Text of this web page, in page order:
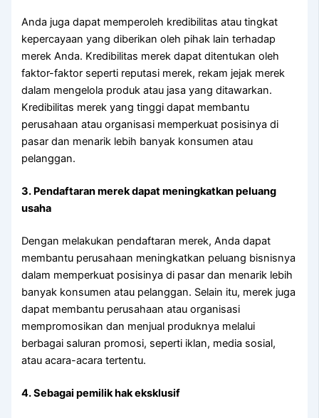
Anda juga dapat memperoleh kredibilitas atau tingkat
kepercayaan yang diberikan oleh pihak lain terhadap
merek Anda. Kredibilitas merek dapat ditentukan oleh
faktor-faktor seperti reputasi merek, rekam jejak merek
dalam mengelola produk atau jasa yang ditawarkan.
Kredibilitas merek yang tinggi dapat membantu
perusahaan atau organisasi memperkuat posisinya di
pasar dan menarik lebih banyak konsumen atau
pelanggan.
3. Pendaftaran merek dapat meningkatkan peluang
usaha
Dengan melakukan pendaftaran merek, Anda dapat
membantu perusahaan meningkatkan peluang bisnisnya
dalam memperkuat posisinya di pasar dan menarik lebih
banyak konsumen atau pelanggan. Selain itu, merek juga
dapat membantu perusahaan atau organisasi
mempromosikan dan menjual produknya melalui
berbagai saluran promosi, seperti iklan, media sosial,
atau acara-acara tertentu.
4. Sebagai pemilik hak eksklusif